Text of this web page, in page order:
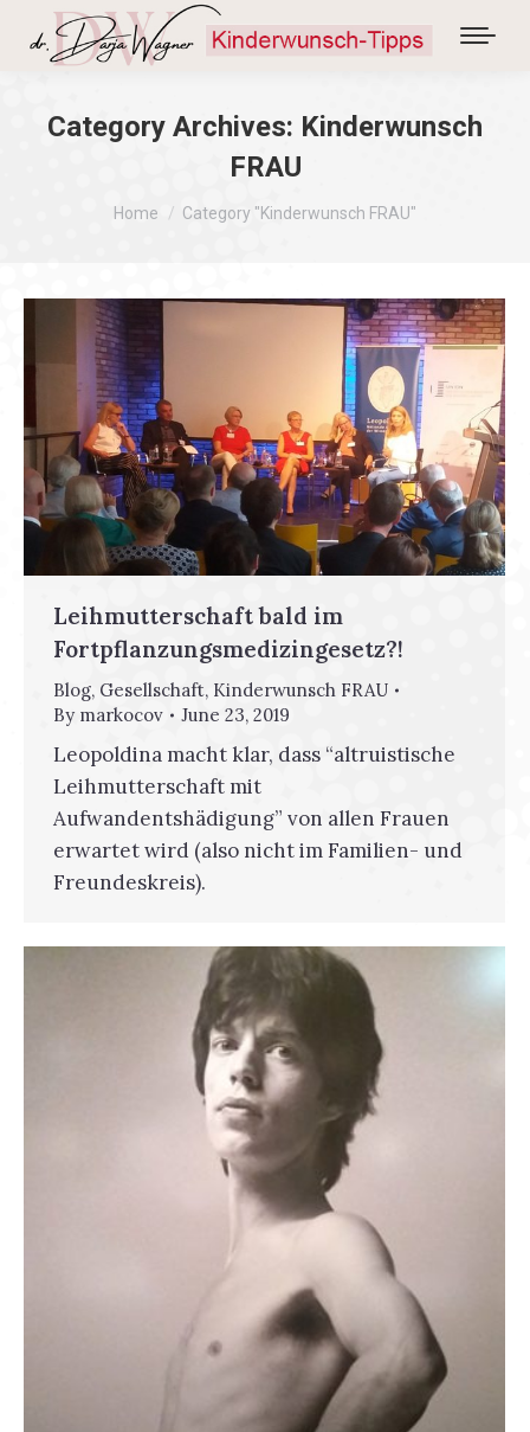
Category Archives: Kinderwunsch
FRAU
You are here:
Home Category "Kinderwunsch FRAU"
Leihmutterschaft bald im
Fortpflanzungsmedizingesetz?!
Blog, Gesellschaft, Kinderwunsch FRAU
By markocov June 23, 2019
Leopoldina macht klar, dass “altruistische
Leihmutterschaft mit
Aufwandentshädigung” von allen Frauen
erwartet wird (also nicht im Familien- und
Freundeskreis).